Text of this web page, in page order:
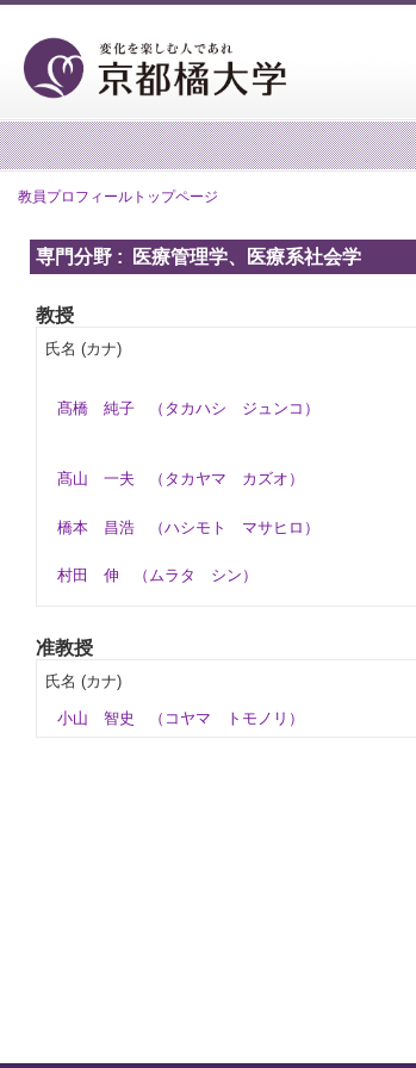
教員プロフィールトップページ
専門分野 : 医療管理学、医療系社会学
教授
氏名 (カナ)
髙橋 純子 （タカハシ ジュンコ）
髙山 一夫 （タカヤマ カズオ）
橋本 昌浩 （ハシモト マサヒロ）
村田 伸 （ムラタ シン）
准教授
氏名 (カナ)
小山 智史 （コヤマ トモノリ）